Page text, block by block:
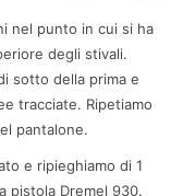
nel punto in cui si ha
degli stivali.
sotto della prima e
tracciate. Ripetiamo
pantalone.
e ripieghiamo di 1
pistola Dremel 930.